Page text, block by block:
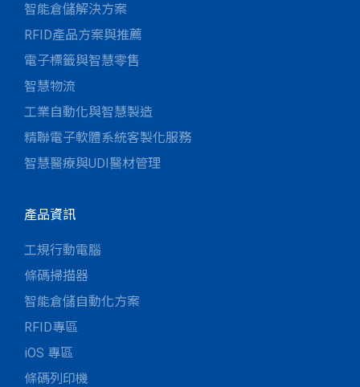
智能倉儲解決方案
RFID產品方案與推薦
電子標籤與智慧零售
智慧物流
工業自動化與智慧製造
精聯電子軟體系統客製化服務
智慧醫療與UDI醫材管理
產品資訊
工規行動電腦
條碼掃描器
智能倉儲自動化方案
RFID專區
iOS 專區
條碼列印機